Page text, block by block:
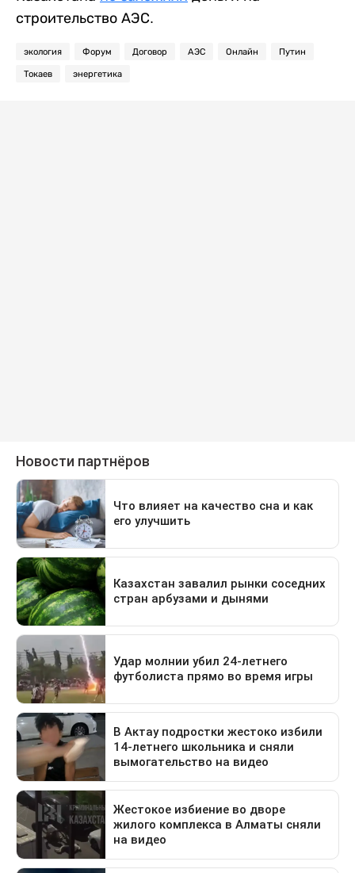
строительство АЭС.
экология Форум Договор АЭС Онлайн Путин
Токаев энергетика